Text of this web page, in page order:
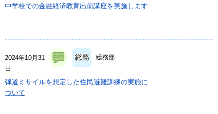
中学校での金融経済教育出前講座を実施します
2024年10月31
日
総務部
弾道ミサイルを想定した住民避難訓練の実施に
ついて